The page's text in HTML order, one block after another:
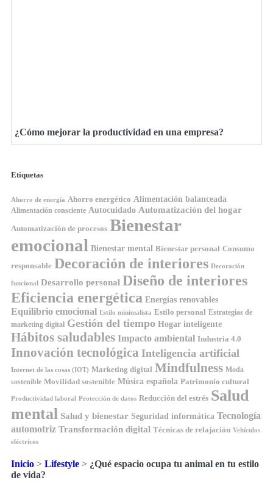
¿Cómo mejorar la productividad en una empresa?
Etiquetas
Ahorro de energía Ahorro energético Alimentación balanceada
Alimentación consciente Autocuidado Automatización del hogar
Automatización de procesos Bienestar
emocional Bienestar mental Bienestar personal Consumo
responsable Decoración de interiores Decoración
funcional Desarrollo personal Diseño de interiores
Eficiencia energética Energías renovables
Equilibrio emocional Estilo minimalista Estilo personal Estrategias de
marketing digital Gestión del tiempo Hogar inteligente
Hábitos saludables Impacto ambiental Industria 4.0
Innovación tecnológica Inteligencia artificial
Internet de las cosas (IOT) Marketing digital Mindfulness Moda
sostenible Movilidad sostenible Música española Patrimonio cultural
Productividad laboral Protección de datos Reducción del estrés Salud
mental Salud y bienestar Seguridad informática Tecnología
automotriz Transformación digital Técnicas de relajación Vehículos
eléctricos
Inicio > Lifestyle > ¿Qué espacio ocupa tu animal en tu estilo
de vida?